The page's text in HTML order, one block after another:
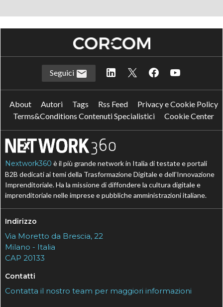
Seguici
About Autori Tags Rss Feed
Privacy e Cookie Policy
Terms&Conditions Contenuti Specialistici
Cookie Center
Nextwork360 è il più grande network in Italia di testate e portali
B2B dedicati ai temi della Trasformazione Digitale e dell’Innovazione
Imprenditoriale. Ha la missione di diffondere la cultura digitale e
imprenditoriale nelle imprese e pubbliche amministrazioni italiane.
Indirizzo
Via Moretto da Brescia, 22
Milano - Italia
CAP 20133
Contatti
Contatta il nostro team per maggiori informazioni